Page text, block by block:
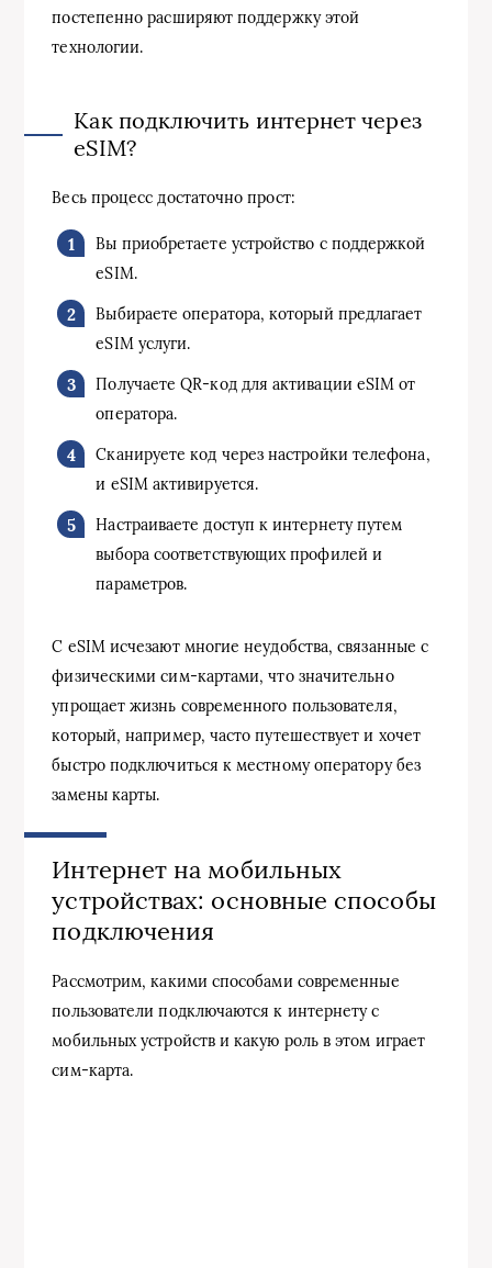
постепенно расширяют поддержку этой
технологии.
Как подключить интернет через
eSIM?
Весь процесс достаточно прост:
Вы приобретаете устройство с поддержкой
eSIM.
Выбираете оператора, который предлагает
eSIM услуги.
Получаете QR-код для активации eSIM от
оператора.
Сканируете код через настройки телефона,
и eSIM активируется.
Настраиваете доступ к интернету путем
выбора соответствующих профилей и
параметров.
С eSIM исчезают многие неудобства, связанные с
физическими сим-картами, что значительно
упрощает жизнь современного пользователя,
который, например, часто путешествует и хочет
быстро подключиться к местному оператору без
замены карты.
Интернет на мобильных
устройствах: основные способы
подключения
Рассмотрим, какими способами современные
пользователи подключаются к интернету с
мобильных устройств и какую роль в этом играет
сим-карта.